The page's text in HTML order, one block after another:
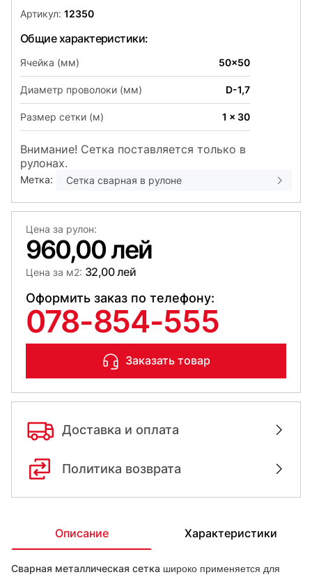
Артикул: 12350
Общие характеристики:
Ячейка (мм) 50x50
Диаметр проволоки (мм) D-1,7
Размер сетки (м) 1 x 30
Внимание! Сетка поставляется только в
рулонах.
Метка: Сетка сварная в рулоне
Цена за рулон:
960,00 лей
Цена за м2: 32,00 лей
Оформить заказ по телефону:
078-854-555
Заказать товар
Доставка и оплата
Политика возврата
Описание Характеристики
Сварная металлическая сетка широко применяется для